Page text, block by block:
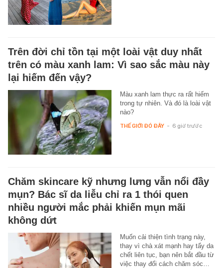
Trên đời chỉ tồn tại một loài vật duy nhất
trên có màu xanh lam: Vì sao sắc màu này
lại hiếm đến vậy?
Màu xanh lam thực ra rất hiếm
trong tự nhiên. Và đó là loài vật
nào?
THẾ GIỚI ĐÓ ĐÂY - 6 giờ trước
Chăm skincare kỹ nhưng lưng vẫn nổi đầy
mụn? Bác sĩ da liễu chỉ ra 1 thói quen
nhiều người mắc phải khiến mụn mãi
không dứt
Muốn cải thiện tình trạng này,
thay vì chà xát mạnh hay tẩy da
chết liên tục, bạn nên bắt đầu từ
việc thay đổi cách chăm sóc…